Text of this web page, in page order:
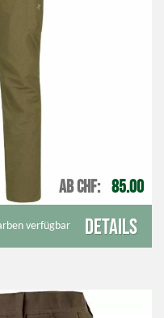
AB CHF 85.00
verfügbar Details